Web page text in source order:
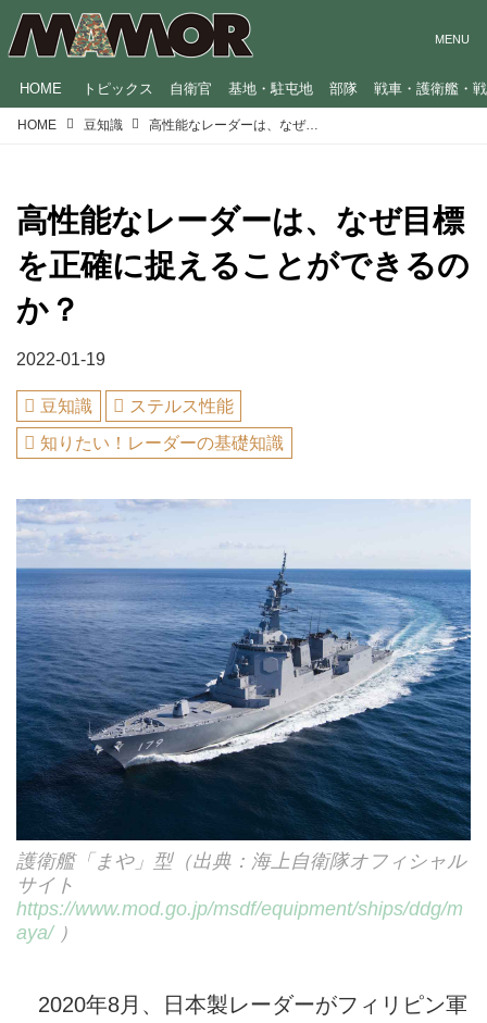
HOME トピックス 自衛官 基地・駐屯地 部隊 戦車・護衛艦・
HOME 豆知識 高性能なレーダーは、なぜ目標を正確に捉えることができるのか？
高性能なレーダーは、なぜ目標
を正確に捉えることができるの
か？
2022-01-19
豆知識
ステルス性能
知りたい！レーダーの基礎知識
護衛艦「まや」型（出典：海上自衛隊オフィシャル
サイト
https://www.mod.go.jp/msdf/equipment/ships/ddg/m
aya/）
2020年8月、日本製レーダーがフィリピン軍